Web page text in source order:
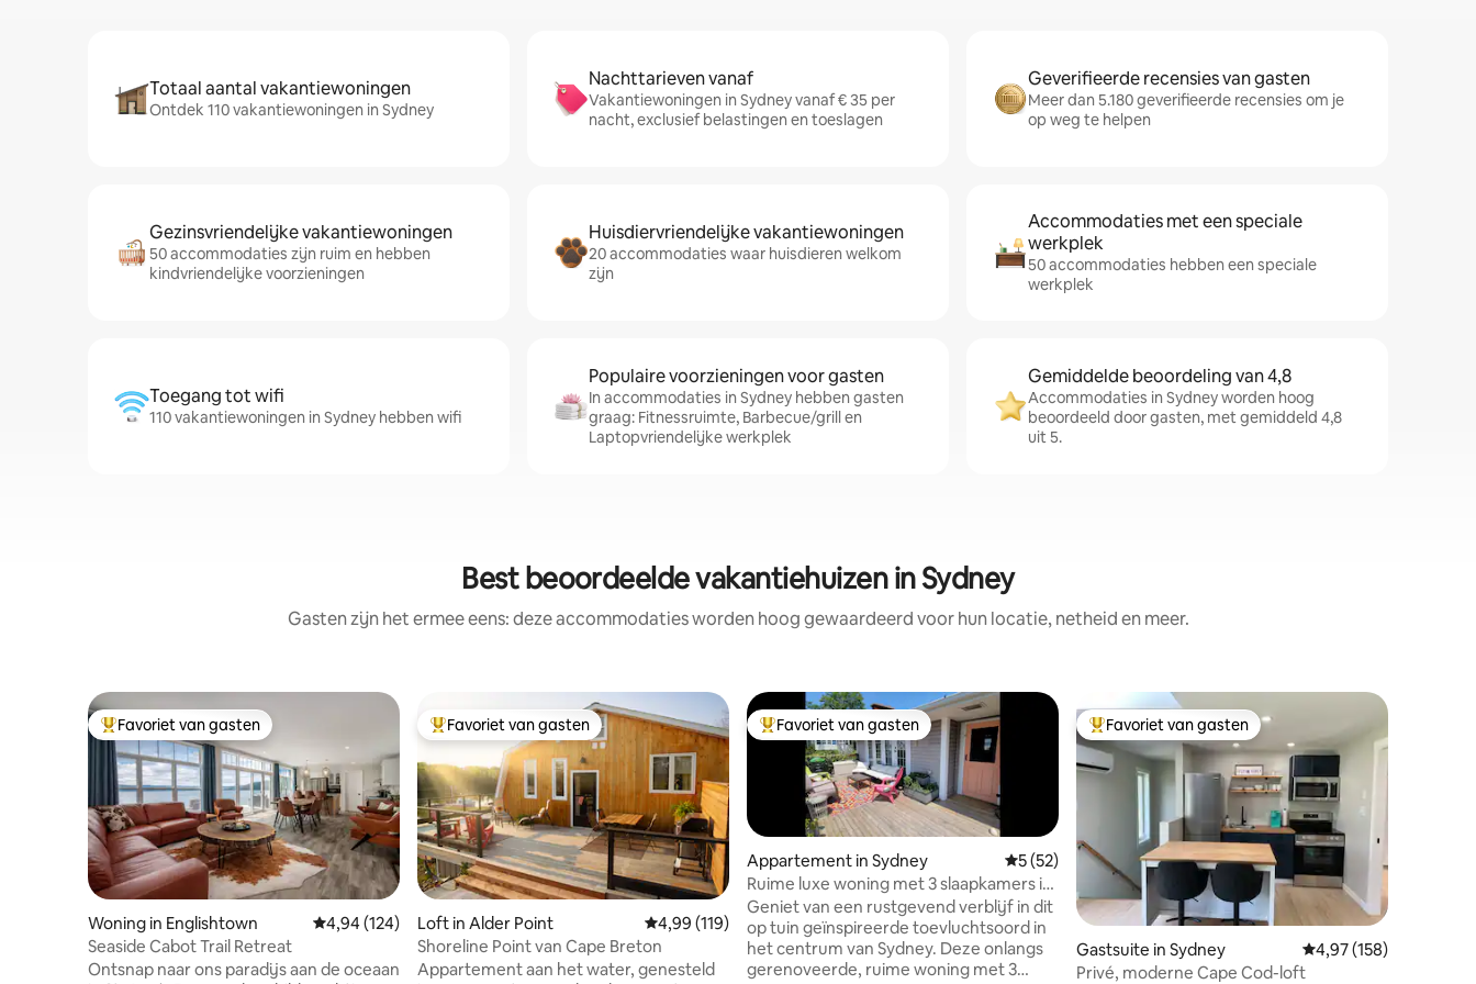
Totaal aantal vakantiewoningen
Ontdek 110 vakantiewoningen in Sydney
Nachttarieven vanaf
Vakantiewoningen in Sydney vanaf € 35 per
nacht, exclusief belastingen en toeslagen
Geverifieerde recensies van gasten
Meer dan 5.180 geverifieerde recensies om je
op weg te helpen
Gezinsvriendelijke vakantiewoningen
50 accommodaties zijn ruim en hebben
kindvriendelijke voorzieningen
Huisdiervriendelijke vakantiewoningen
20 accommodaties waar huisdieren welkom
zijn
Accommodaties met een speciale
werkplek
50 accommodaties hebben een speciale
werkplek
Toegang tot wifi
110 vakantiewoningen in Sydney hebben wifi
Populaire voorzieningen voor gasten
In accommodaties in Sydney hebben gasten
graag: Fitnessruimte, Barbecue/grill en
Laptopvriendelijke werkplek
Gemiddelde beoordeling van 4,8
Accommodaties in Sydney worden hoog
beoordeeld door gasten, met gemiddeld 4,8
uit 5.
Best beoordeelde vakantiehuizen in Sydney
Gasten zijn het ermee eens: deze accommodaties worden hoog gewaardeerd voor hun locatie, netheid en meer.
Topfavoriet van gasten
Favoriet van gasten
Woning in Englishtown Gemiddelde beoordeling van 4,94 uit 5, 124 recensies
4,94 (124)
Seaside Cabot Trail Retreat
Ontsnap naar ons paradijs aan de oceaan
Topfavoriet van gasten
Favoriet van gasten
Loft in Alder Point Gemiddelde beoordeling van 4,99 uit 5, 119 recensies
4,99 (119)
Shoreline Point van Cape Breton
Appartement aan het water, genesteld
Topfavoriet van gasten
Favoriet van gasten
Appartement in Sydney Gemiddelde beoordeling van 5 uit 5, 52 recensies
5 (52)
Ruime luxe woning met 3 slaapkamers in
het centrum van Sydney
Geniet van een rustgevend verblijf in dit
op tuin geïnspireerde toevluchtsoord in
het centrum van Sydney. Deze onlangs
gerenoveerde, ruime woning met 3
Topfavoriet van gasten
Favoriet van gasten
Gastsuite in Sydney Gemiddelde
4,97 (158)
Privé, moderne Cape Cod-loft